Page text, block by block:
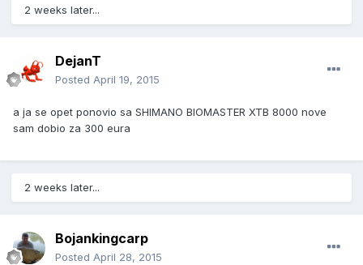
2 weeks later...
DejanT
Posted April 19, 2015
a ja se opet ponovio sa SHIMANO BIOMASTER XTB 8000 nove
sam dobio za 300 eura
2 weeks later...
Bojankingcarp
Posted April 28, 2015